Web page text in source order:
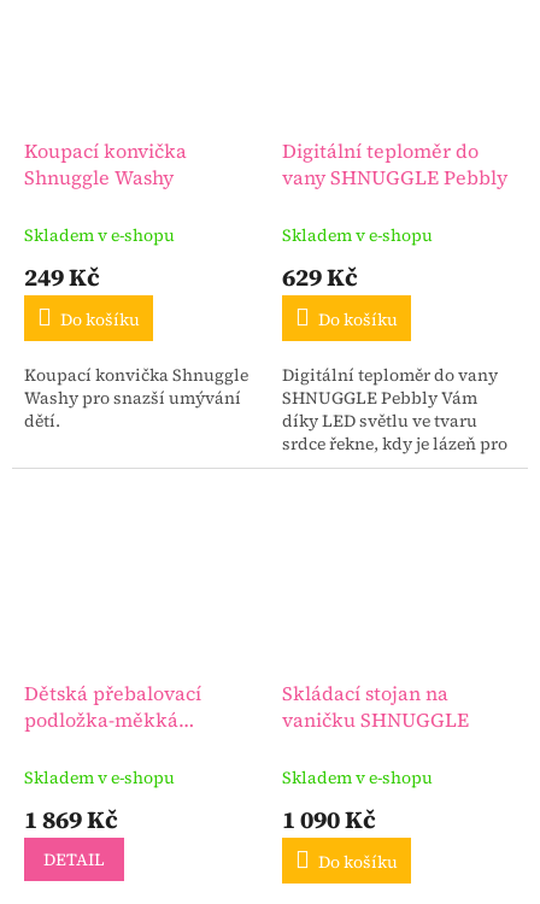
Koupací konvička
Shnuggle Washy
Skladem v e-shopu
249 Kč
Do košíku
Koupací konvička Shnuggle
Washy pro snazší umývání
dětí.
Digitální teploměr do
vany SHNUGGLE Pebbly
Skladem v e-shopu
629 Kč
Do košíku
Digitální teploměr do vany
SHNUGGLE Pebbly Vám
díky LED světlu ve tvaru
srdce řekne, kdy je lázeň pro
miminko tak akorát
Dětská přebalovací
podložka-měkká
Skladem v e-shopu
1 869 Kč
DETAIL
Skládací stojan na
vaničku SHNUGGLE
Skladem v e-shopu
1 090 Kč
Do košíku